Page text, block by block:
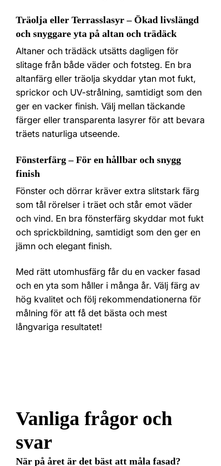
Träolja eller Terrasslasyr – Ökad livslängd
och snyggare yta på altan och trädäck
Altaner och trädäck utsätts dagligen för
slitage från både väder och fotsteg. En bra
altanfärg eller träolja skyddar ytan mot fukt,
sprickor och UV-strålning, samtidigt som den
ger en vacker finish. Välj mellan täckande
färger eller transparenta lasyrer för att bevara
träets naturliga utseende.
Fönsterfärg – För en hållbar och snygg
finish
Fönster och dörrar kräver extra slitstark färg
som tål rörelser i träet och står emot väder
och vind. En bra fönsterfärg skyddar mot fukt
och sprickbildning, samtidigt som den ger en
jämn och elegant finish.
Med rätt utomhusfärg får du en vacker fasad
och en yta som håller i många år. Välj färg av
hög kvalitet och följ rekommendationerna för
målning för att få det bästa och mest
långvariga resultatet!
Vanliga frågor och
svar
När på året är det bäst att måla fasad?